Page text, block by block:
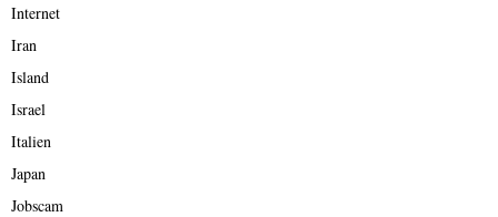
Internet
Iran
Island
Israel
Italien
Japan
Jobscam